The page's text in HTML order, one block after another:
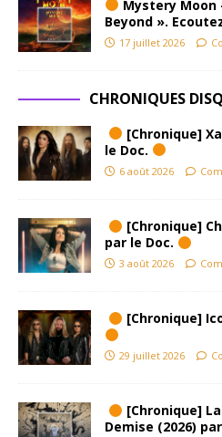
Mystery Moon
Beyond ».
17 juillet 2026
CHRONIQUES
[Chronique]
le Doc.
6 août 2026
[Chronique]
par le Doc.
3 août 2026
[Chronique]
29 juillet 2026
[Chronique]
Demise (2026)